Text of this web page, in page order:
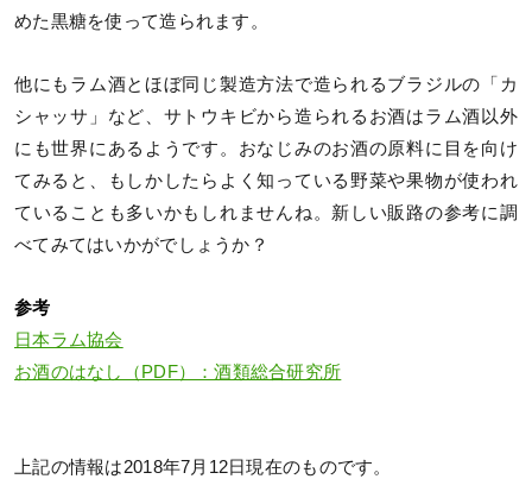
めた黒糖を使って造られます。
他にもラム酒とほぼ同じ製造方法で造られるブラジルの「カ
シャッサ」など、サトウキビから造られるお酒はラム酒以外
にも世界にあるようです。おなじみのお酒の原料に目を向け
てみると、もしかしたらよく知っている野菜や果物が使われ
ていることも多いかもしれませんね。新しい販路の参考に調
べてみてはいかがでしょうか？
参考
日本ラム協会
お酒のはなし（PDF）：酒類総合研究所
上記の情報は2018年7月12日現在のものです。